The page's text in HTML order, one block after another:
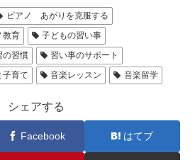
ピアノ あがりを克服する
教育
子どもの習い事
の習慣
習い事のサポート
子育て 音楽レッスン 音楽留学
シェアする
Facebook はてブ